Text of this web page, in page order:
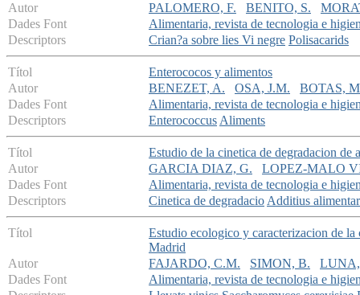
Autor
PALOMERO, F. BENITO, S.
Dades Font
Alimentaria, revista de tecnologia e
Descriptors
Crian?a sobre lies Vi negre Polisacarids
Títol
Enterococos y alimentos
Autor
BENEZET, A. OSA, J.M.
BOTAS,
Dades Font
Alimentaria, revista de tecnologia e
Descriptors
EnterococcusAliments
Títol
Estudio de la cinetica de degradacion de
Autor
GARCIA DIAZ, G.
LOPEZ-MALO
Dades Font
Alimentaria, revista de tecnologia e
Descriptors
Cinetica de degradacioAdditius
Títol
Estudio ecologico y caracterizacion de
Madrid
Autor
FAJARDO, C.M. SIMON, B.
LUNA,
Dades Font
Alimentaria, revista de tecnologia e